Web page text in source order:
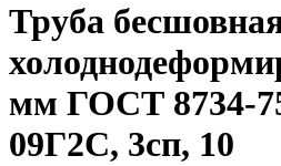
Труба
мм ГОСТ 8734-
09Г2С, 3сп, 10